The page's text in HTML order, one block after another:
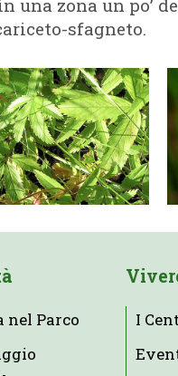
una zona un po’
sfagneto.
nel Parco
I